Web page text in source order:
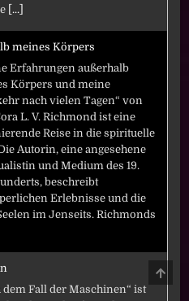
[...]
meines Körpers
Erfahrungen außerhalb
Körpers und meine
nach vielen Tagen“ von
L. V. Richmond ist eine
Reise in die spirituelle
Autorin, eine angesehene
und Medium des 19.
beschreibt
Erlebnisse und die
im Jenseits. Richmonds
dem Fall der Maschinen“ ist
TO